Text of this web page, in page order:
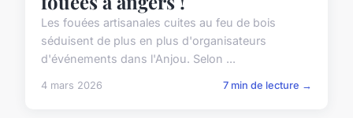
Les fouées artisanales cuites au feu de bois
séduisent de plus en plus d'organisateurs
d'événements dans l'Anjou. Selon ...
4 mars 2026 7 min de lecture →